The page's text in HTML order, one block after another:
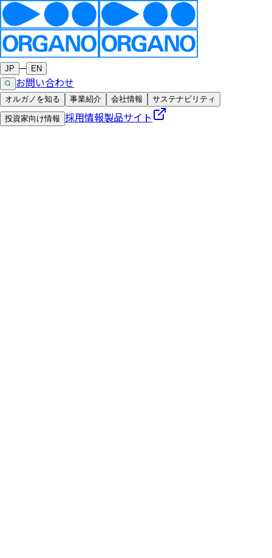
JP ─ EN
お問い合わせ
オルガノを知る 事業紹介 会社情報 サステナビリティ
投資家向け情報 採用情報製品サイト